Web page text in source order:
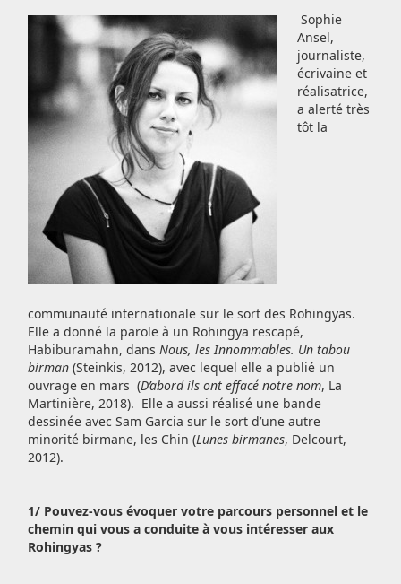
Sophie
Ansel,
journaliste,
écrivaine et
réalisatrice,
a alerté très
tôt la
communauté internationale sur le sort des Rohingyas.
Elle a donné la parole à un Rohingya rescapé,
Habiburamahn, dans Nous, les Innommables. Un tabou
birman (Steinkis, 2012), avec lequel elle a publié un
ouvrage en mars (D’abord ils ont effacé notre nom, La
Martinière, 2018). Elle a aussi réalisé une bande
dessinée avec Sam Garcia sur le sort d’une autre
minorité birmane, les Chin (Lunes birmanes, Delcourt,
2012).
1/ Pouvez-vous évoquer votre parcours personnel et le
chemin qui vous a conduite à vous intéresser aux
Rohingyas ?